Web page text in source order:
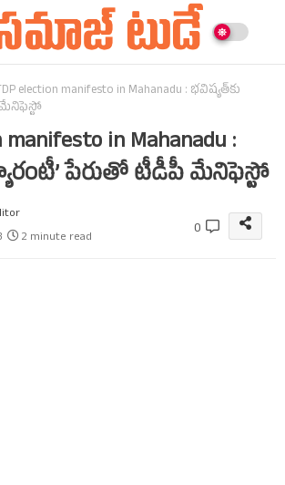
election manifesto in Mahanadu : భవిష్యత్‌కు
manifesto in Mahanadu :
పేరుతో టీడీపీ మేనిఫెస్టో
2 minute read 0